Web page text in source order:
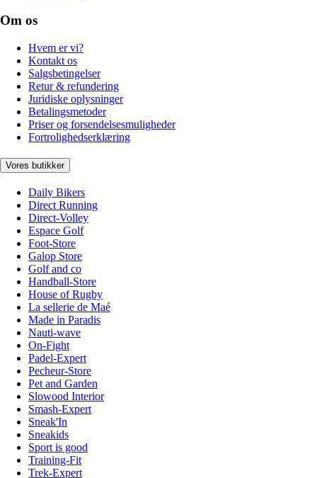
Om os
Hvem er vi?
Kontakt os
Salgsbetingelser
Retur & refundering
Juridiske oplysninger
Betalingsmetoder
Priser og forsendelsesmuligheder
Fortrolighedserklæring
Vores butikker
Daily Bikers
Direct Running
Direct-Volley
Espace Golf
Foot-Store
Galop Store
Golf and co
Handball-Store
House of Rugby
La sellerie de Maé
Made in Paradis
Nauti-wave
On-Fight
Padel-Expert
Pecheur-Store
Pet and Garden
Slowood Interior
Smash-Expert
Sneak'In
Sneakids
Sport is good
Training-Fit
Trek-Expert